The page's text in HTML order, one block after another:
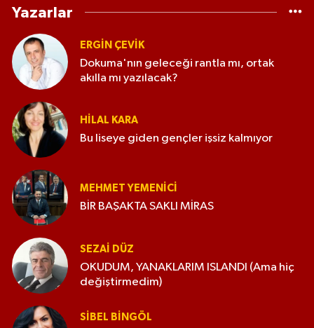
Yazarlar
ERGIN ÇEVİK
Dokuma'nın geleceği rantla mı, ortak
akılla mı yazılacak?
HILAL KARA
Bu liseye giden gençler işsiz kalmıyor
MEHMET YEMENICI
BİR BAŞAKTA SAKLI MİRAS
SEZAI DÜZ
OKUDUM, YANAKLARIM ISLANDI (Ama hiç
değiştirmedim)
SIBEL BINGÖL